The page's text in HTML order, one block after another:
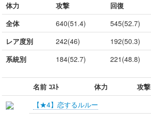
体力
攻撃
回復
全体
640(51.4) 545(52.7)
レア度別
242(46) 192(50.3)
系統別
184(52.7) 221(48.8)
名前 ｺｽﾄ 体力 攻撃
【★4】恋するルルー